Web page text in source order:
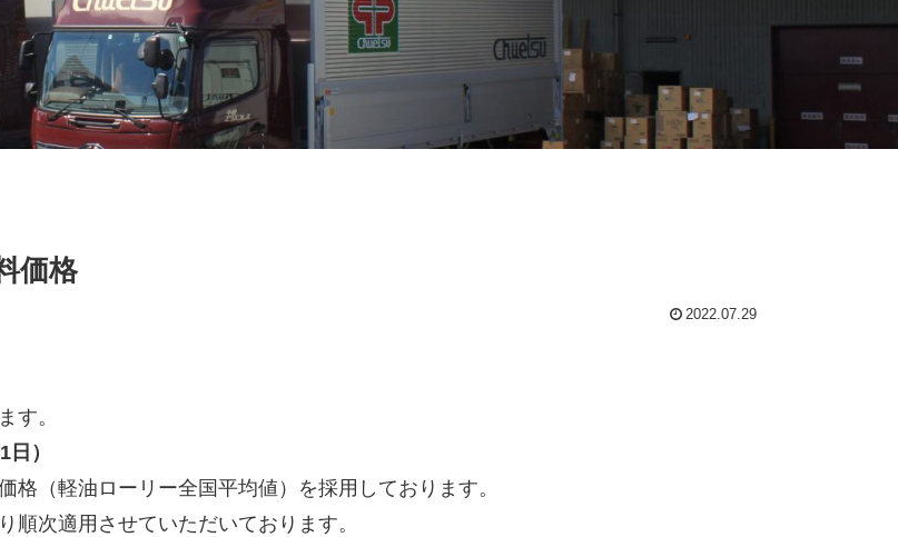
価格
2022.07.29
す。
）
（軽油ローリー全国平均値）を採用しております。
次適用させていただいております。